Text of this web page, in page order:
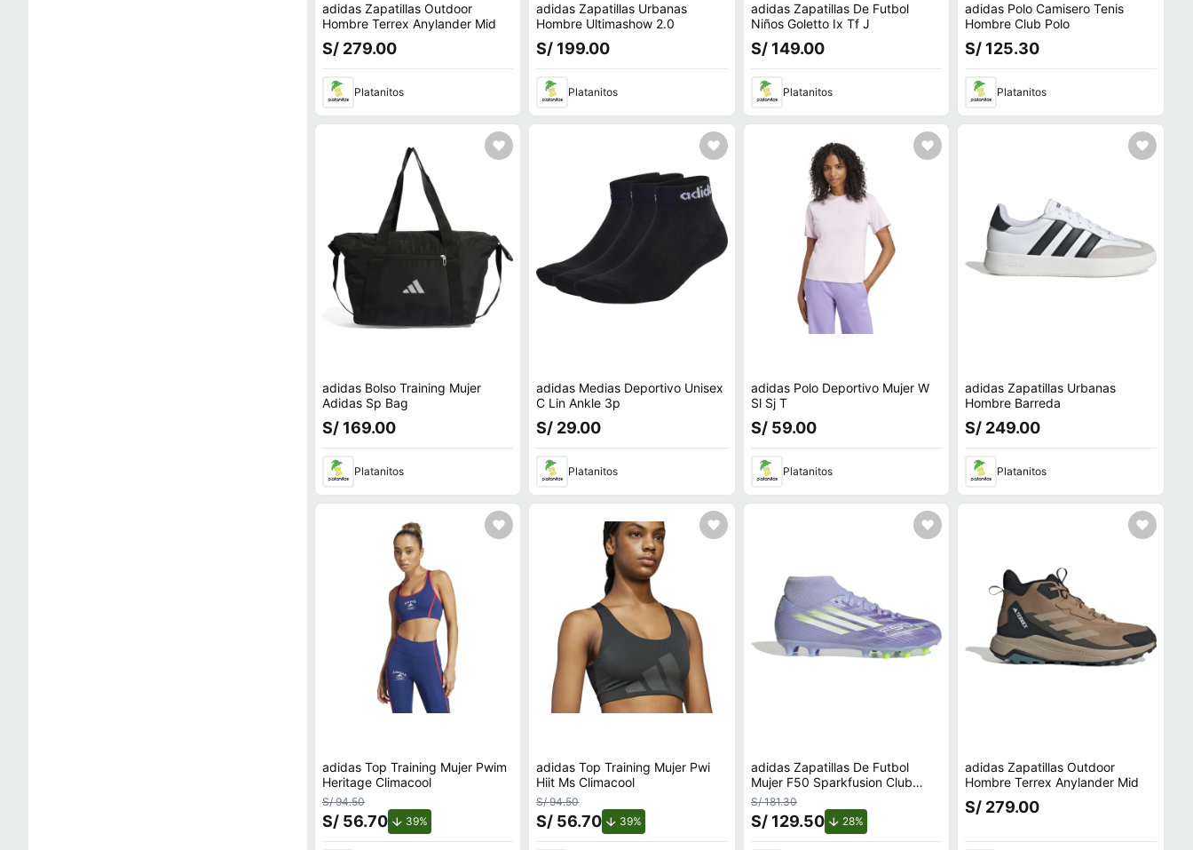
adidas Zapatillas Outdoor
Hombre Terrex Anylander Mid
S/ 279.00
Platanitos
adidas Zapatillas Urbanas
Hombre Ultimashow 2.0
S/ 199.00
Platanitos
adidas Zapatillas De Futbol
Niños Goletto Ix Tf J
S/ 149.00
Platanitos
adidas Polo Camisero Tenis
Hombre Club Polo
S/ 125.30
Platanitos
adidas Bolso Training Mujer
Adidas Sp Bag
S/ 169.00
Platanitos
adidas Medias Deportivo Unisex
C Lin Ankle 3p
S/ 29.00
Platanitos
adidas Polo Deportivo Mujer W
Sl Sj T
S/ 59.00
Platanitos
adidas Zapatillas Urbanas
Hombre Barreda
S/ 249.00
Platanitos
adidas Top Training Mujer Pwim
Heritage Climacool
S/ 94.50
S/ 56.70 39%de descuento.
adidas Top Training Mujer Pwi
Hiit Ms Climacool
S/ 94.50
S/ 56.70 39%
adidas Zapatillas De Futbol
Mujer F50 Sparkfusion Club
Fg/Ag
S/ 181.30
S/ 129.50 28%de descuento.
adidas Zapatillas Outdoor
Hombre Terrex Anylander Mid
S/ 279.00